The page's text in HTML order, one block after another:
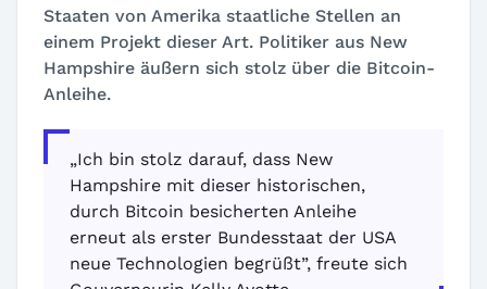
Staaten von Amerika staatliche Stellen an
einem Projekt dieser Art. Politiker aus New
Hampshire äußern sich stolz über die Bitcoin-
Anleihe.
„Ich bin stolz darauf, dass New
Hampshire mit dieser historischen,
durch Bitcoin besicherten Anleihe
erneut als erster Bundesstaat der USA
neue Technologien begrüßt”, freute sich